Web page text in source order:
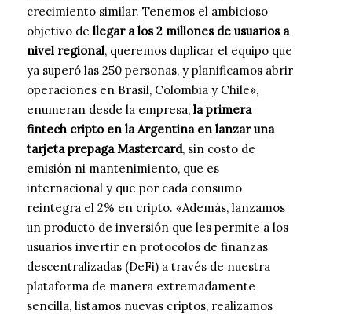
crecimiento similar. Tenemos el ambicioso
objetivo de llegar a los 2 millones de usuarios a
nivel regional, queremos duplicar el equipo que
ya superó las 250 personas, y planificamos abrir
operaciones en Brasil, Colombia y Chile»,
enumeran desde la empresa, la primera
fintech cripto en la Argentina en lanzar una
tarjeta prepaga Mastercard, sin costo de
emisión ni mantenimiento, que es
internacional y que por cada consumo
reintegra el 2% en cripto. «Además, lanzamos
un producto de inversión que les permite a los
usuarios invertir en protocolos de finanzas
descentralizadas (DeFi) a través de nuestra
plataforma de manera extremadamente
sencilla, listamos nuevas criptos, realizamos